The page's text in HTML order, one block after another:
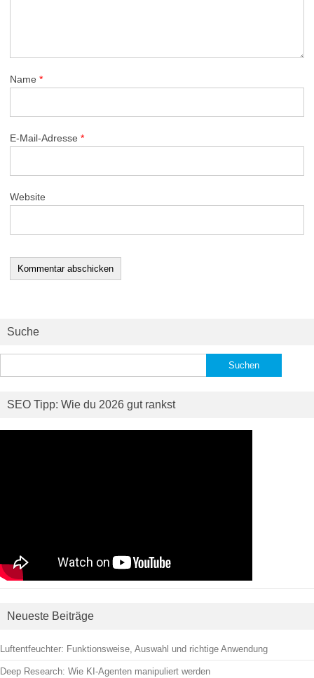
Name *
E-Mail-Adresse *
Website
Suche
nach:
SEO Tipp: Wie du 2026 gut rankst
Neueste Beiträge
Luftentfeuchter: Funktionsweise, Auswahl und richtige Anwendung
Deep Research: Wie KI-Agenten manipuliert werden